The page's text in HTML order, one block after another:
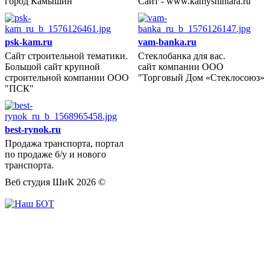
psk-kam.ru
Сайт строительной тематики.
Большой сайт крупной
строительной компании ООО
"ПСК"
2009 год
vam-banka.ru
Стеклобанка для вас.
сайт компании ООО
"Торговый Дом «Стеклосоюз»
best-rynok.ru
Продажа транспорта, портал
по продаже б/у и нового
транспорта.
Веб студия ШиК 2026 ©